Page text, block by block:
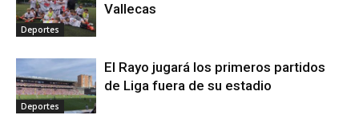
Deportes
Vallecas
Deportes
El Rayo jugará los primeros partidos
de Liga fuera de su estadio